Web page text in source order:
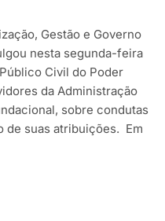
Gestão e Governo
nesta segunda-feira
Civil do Poder
da Administração
sobre condutas
de suas atribuições. Em